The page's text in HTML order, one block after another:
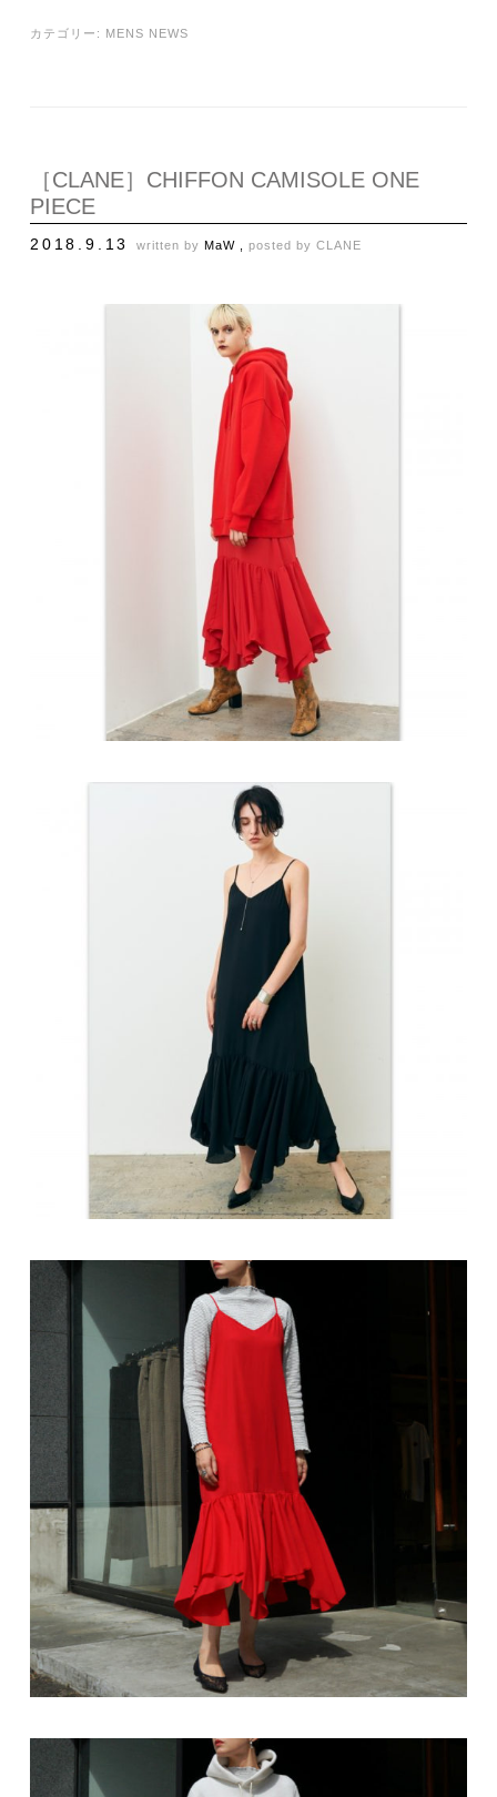
カテゴリー: MENS NEWS
［CLANE］CHIFFON CAMISOLE ONE
PIECE
2018.9.13 written by MaW , posted by CLANE